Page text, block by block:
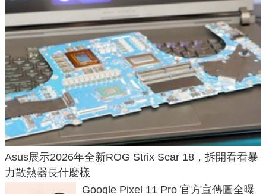
Asus展示2026年全新ROG Strix Scar 18，拆開看看暴
力散熱器長什麼樣
Google Pixel 11 Pro 官方宣傳圖全曝